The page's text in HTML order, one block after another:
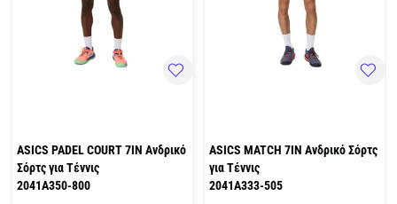
ASICS PADEL COURT 7IN Ανδρικό
Σόρτς για Τέννις
2041A350-800
ASICS MATCH 7IN Ανδρικό Σόρτς
για Τέννις
2041A333-505